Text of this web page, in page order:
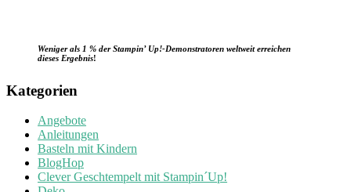
Weniger als 1 % der Stampin’ Up!-Demonstratoren weltweit erreichen
dieses Ergebnis!
Kategorien
Angebote
Anleitungen
Basteln mit Kindern
BlogHop
Clever Geschtempelt mit Stampin´Up!